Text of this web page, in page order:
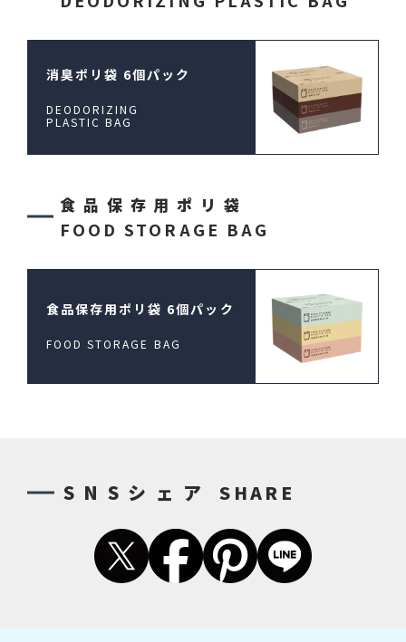
消臭ポリ袋 6個パック
DEODORIZING
PLASTIC BAG
食品保存用ポリ袋
FOOD STORAGE BAG
食品保存用ポリ袋 6個パック
FOOD STORAGE BAG
SNSシェア SHARE